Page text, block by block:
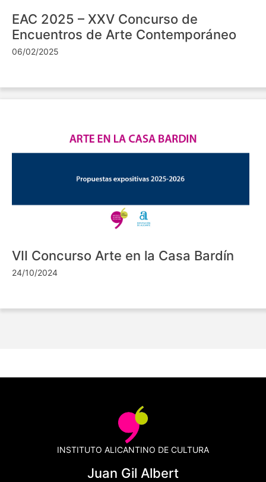
EAC 2025 – XXV Concurso de
Encuentros de Arte Contemporáneo
06/02/2025
VII Concurso Arte en la Casa Bardín
24/10/2024
INSTITUTO ALICANTINO DE CULTURA
Juan Gil Albert